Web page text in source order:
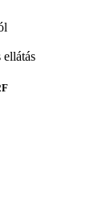
ellátás